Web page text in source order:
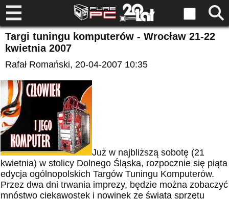
Targi tuningu komputerów - Wrocław 21-22
kwietnia 2007
Rafał Romański, 20-04-2007 10:35
Już w najbliższą sobotę (21
kwietnia) w stolicy Dolnego Śląska, rozpocznie się piąta
edycja ogólnopolskich Targów Tuningu Komputerów.
Przez dwa dni trwania imprezy, będzie można zobaczyć
mnóstwo ciekawostek i nowinek ze świata sprzętu